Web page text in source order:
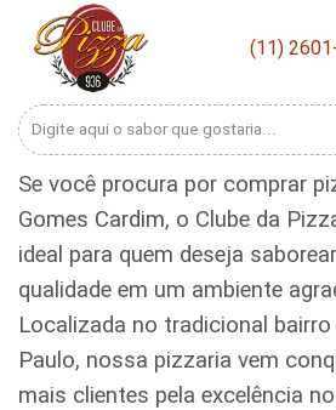
(11)
Search
Se você procura por comprar
Gomes Cardim, o Clube da
ideal para quem deseja
qualidade em um ambiente
Localizada no tradicional
Paulo, nossa pizzaria vem
mais clientes pela excelência